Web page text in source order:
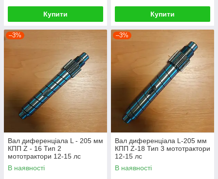
Купити Купити
–3%
Вал диференціала L - 205 мм
КПП Z - 16 Тип 2
мототрактори 12-15 лс
В наявності
–3%
Вал диференціала L-205 мм
КПП Z-18 Тип 3 мототрактори
12-15 лс
В наявності